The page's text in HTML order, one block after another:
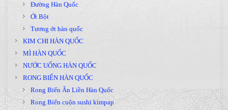
Đường Hàn Quốc
Ớt Bột
Tương ớt hàn quốc
KIM CHI HÀN QUỐC
MÌ HÀN QUỐC
NƯỚC UỐNG HÀN QUỐC
RONG BIỂN HÀN QUỐC
Rong Biển Ăn Liền Hàn Quốc
Rong Biển cuộn sushi kimpap